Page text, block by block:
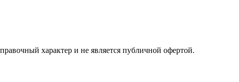
характер и не является публичной офертой.